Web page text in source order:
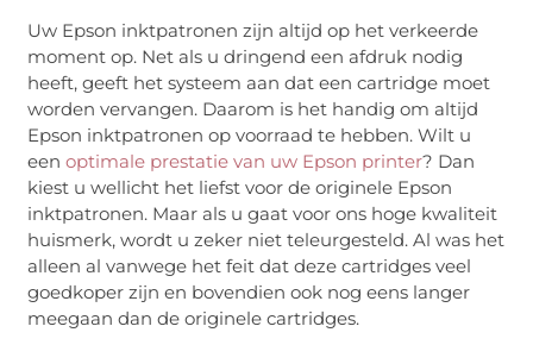
Uw Epson inktpatronen zijn altijd op het verkeerde
moment op. Net als u dringend een afdruk nodig
heeft, geeft het systeem aan dat een cartridge moet
worden vervangen. Daarom is het handig om altijd
Epson inktpatronen op voorraad te hebben. Wilt u
eenoptimale prestatie van uw Epson printer? Dan
kiest u wellicht het liefst voor de originele Epson
inktpatronen. Maar als u gaat voor ons hoge kwaliteit
huismerk, wordt u zeker niet teleurgesteld. Al was het
alleen al vanwege het feit dat deze cartridges veel
goedkoper zijn en bovendien ook nog eens langer
meegaan dan de originele cartridges.